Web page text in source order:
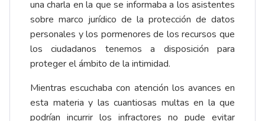
una charla en la que se informaba a los asistentes
sobre marco jurídico de la protección de datos
personales y los pormenores de los recursos que
los ciudadanos tenemos a disposición para
proteger el ámbito de la intimidad.
Mientras escuchaba con atención los avances en
esta materia y las cuantiosas multas en la que
podrían incurrir los infractores no pude evitar